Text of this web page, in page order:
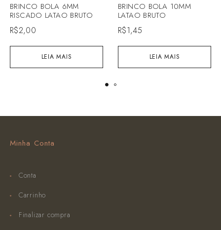
LEIA MAIS
BRINCO BOLA 6MM
RISCADO LATAO BRUTO
R$2,00
LEIA MAIS
BRINCO BOLA 10MM
LATAO BRUTO
R$1,45
Minha Conta
Conta
Carrinho
Finalizar compra